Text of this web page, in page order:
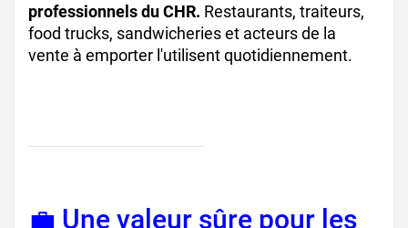
professionnels du CHR. Restaurants, traiteurs,
food trucks, sandwicheries et acteurs de la
vente à emporter l'utilisent quotidiennement.
💼 Une valeur sûre pour les